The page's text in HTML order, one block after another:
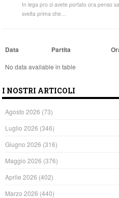
In lega pro ci avete portato ora penso
svelta prima che…
Data Partita
No data available in table
I NOSTRI ARTICOLI
Agosto 2026 (73)
Luglio 2026 (346)
Giugno 2026 (316)
Maggio 2026 (376)
Aprile 2026 (402)
Marzo 2026 (440)